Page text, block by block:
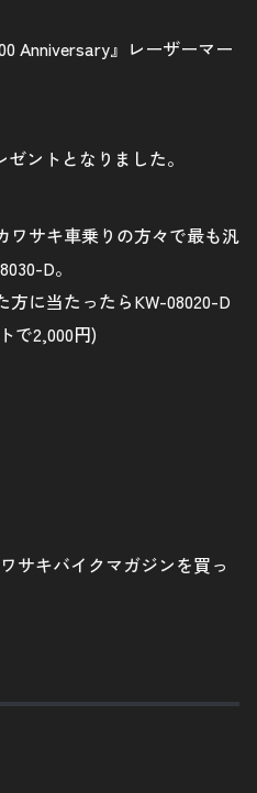
Anniversary』レーザーマー
ントとなりました。
ワサキ車乗りの方々で最も汎
D。
に当たったらKW-08020-D
で2,000円)
サキバイクマガジンを買っ